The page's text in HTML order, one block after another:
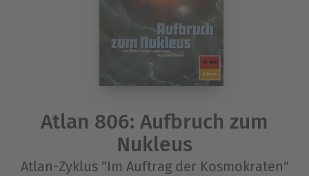
Atlan 806: Aufbruch zum
Nukleus
Atlan-Zyklus "Im Auftrag der Kosmokraten"